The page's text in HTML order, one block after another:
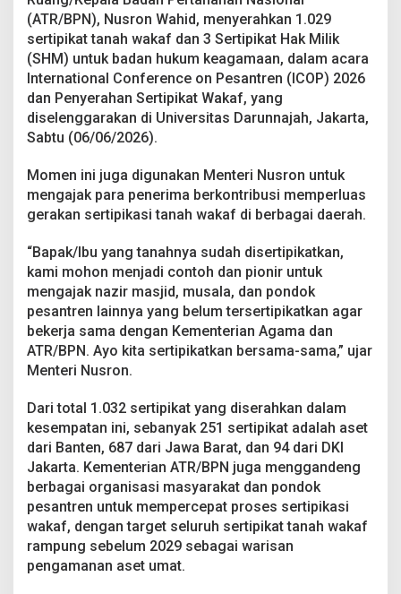
t
a
k
a
,
i
t
a
P
e
r
i
m
J
a
A
e
n
P
e
c
e
p
a
(ATR/BPN), Nusron Wahid, menyerahkan 1.029
sertipikat tanah wakaf dan 3 Sertipikat Hak Milik
(SHM) untuk badan hukum keagamaan, dalam acara
International Conference on Pesantren (ICOP) 2026
dan Penyerahan Sertipikat Wakaf, yang
diselenggarakan di Universitas Darunnajah, Jakarta,
Sabtu (06/06/2026).
Momen ini juga digunakan Menteri Nusron untuk
mengajak para penerima berkontribusi memperluas
gerakan sertipikasi tanah wakaf di berbagai daerah.
“Bapak/Ibu yang tanahnya sudah disertipikatkan,
kami mohon menjadi contoh dan pionir untuk
mengajak nazir masjid, musala, dan pondok
pesantren lainnya yang belum tersertipikatkan agar
bekerja sama dengan Kementerian Agama dan
ATR/BPN. Ayo kita sertipikatkan bersama-sama,” ujar
Menteri Nusron.
Dari total 1.032 sertipikat yang diserahkan dalam
kesempatan ini, sebanyak 251 sertipikat adalah aset
dari Banten, 687 dari Jawa Barat, dan 94 dari DKI
Jakarta. Kementerian ATR/BPN juga menggandeng
berbagai organisasi masyarakat dan pondok
pesantren untuk mempercepat proses sertipikasi
wakaf, dengan target seluruh sertipikat tanah wakaf
rampung sebelum 2029 sebagai warisan
pengamanan aset umat.